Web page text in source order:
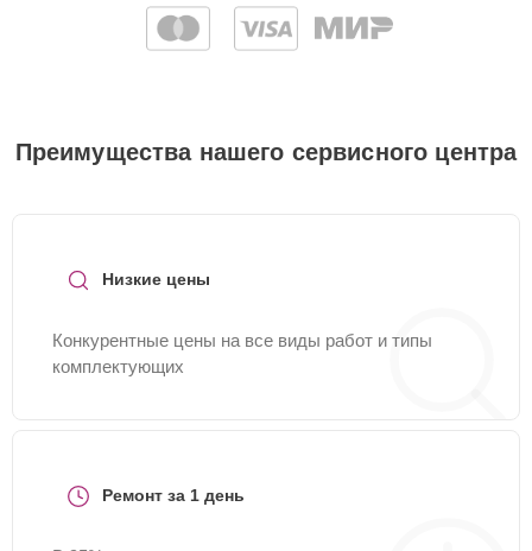
Преимущества нашего сервисного центра
Низкие цены
Конкурентные цены на все виды работ и типы
комплектующих
Ремонт за 1 день